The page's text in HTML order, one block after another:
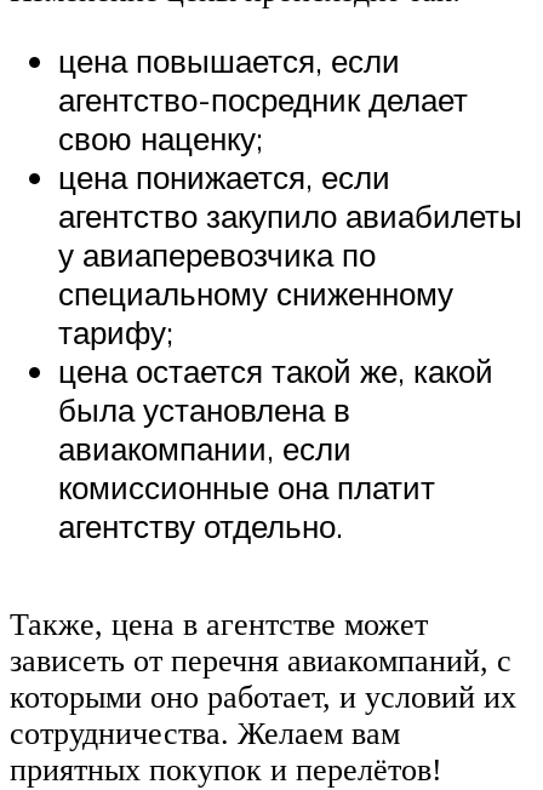
цена повышается, если
агентство-посредник делает
свою наценку;
цена понижается, если
агентство закупило авиабилеты
у авиаперевозчика по
специальному сниженному
тарифу;
цена остается такой же, какой
была установлена в
авиакомпании, если
комиссионные она платит
агентству отдельно.
Также, цена в агентстве может
зависеть от перечня авиакомпаний, с
которыми оно работает, и условий их
сотрудничества. Желаем вам
приятных покупок и перелётов!